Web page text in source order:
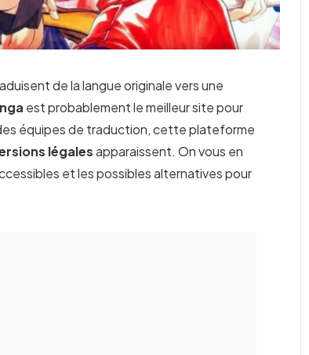
de la langue originale vers une
est probablement le meilleur site pour
équipes de traduction, cette plateforme
légalesapparaissent. On vous en
et les possibles alternatives pour